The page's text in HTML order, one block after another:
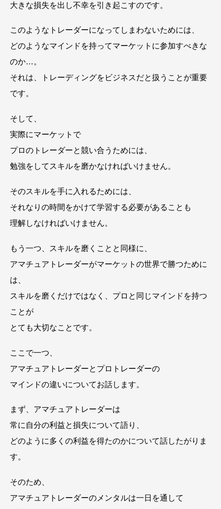
大きな損失を出し不幸を引き起こすのです。
このようなトレーダーになってしまわないためには、
どのようなマインドを持ってマーケットに参加すべきな
のか…。
それは、トレーディングをビジネスだと扱うことが重要
です。
そして、
実際にマーケットで
プロのトレーダーと競い合うためには、
勉強をしてスキルを磨かなければいけません。
そのスキルを手に入れるためには、
それなりの時間をかけて学習する必要があることも
理解しなければいけません。
もう一つ、スキルを磨くことと同様に、
アマチュアトレーダーがマーケットの世界で勝つために
は、
スキルを磨くだけではなく、プロと同じマインドを持つ
ことが
とても大切なことです。
ここで一つ、
アマチュアトレーダーとプロトレーダーの
マインドの違いについてお話します。
まず、アマチュアトレーダーは
常に自分の利益と損失について語り、
どのように多くの利益を得たのかについて話したがりま
す。
そのため、
アマチュアトレーダーのメンタルは一日を通して